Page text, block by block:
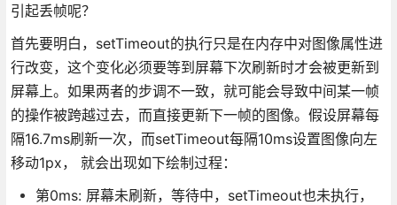
引起丢帧呢？
首先要明白，setTimeout的执行只是在内存中对图像属性进
行改变，这个变化必须要等到屏幕下次刷新时才会被更新到
屏幕上。如果两者的步调不一致，就可能会导致中间某一帧
的操作被跨越过去，而直接更新下一帧的图像。假设屏幕每
隔16.7ms刷新一次，而setTimeout每隔10ms设置图像向左
移动1px， 就会出现如下绘制过程：
第0ms: 屏幕未刷新，等待中，setTimeout也未执行，